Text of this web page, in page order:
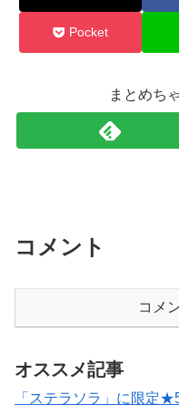
Pocket
まとめち
コメント
コメ
オススメ記事
「ステラソラ」に限定